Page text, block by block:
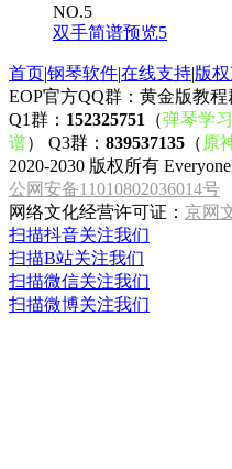
NO.5
双手简谱预览5
首页|钢琴软件|在线支持|版
EOP官方QQ群：黄金版教程
Q1群： 152325751 （弹琴学习
谱） Q3群： 839537135 （ 原
2020-2030 版权所有
公网安备11010802036014号
网络文化经营许可证： 京网
扫描抖音关注我们
扫描B站关注我们
扫描微信关注我们
扫描微博关注我们